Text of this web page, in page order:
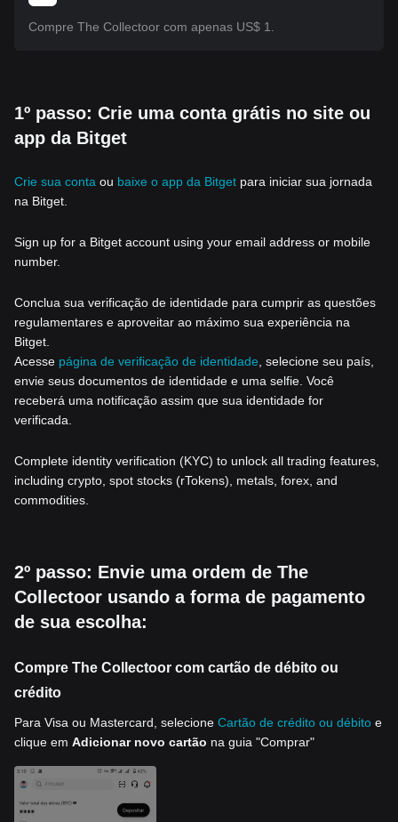
Compre The Collectoor com apenas US$ 1.
1º passo: Crie uma conta grátis no site ou
app da Bitget
Crie sua conta ou baixe o app da Bitget para iniciar sua jornada
na Bitget.
Sign up for a Bitget account using your email address or mobile
number.
Conclua sua verificação de identidade para cumprir as questões
regulamentares e aproveitar ao máximo sua experiência na
Bitget.
Acesse página de verificação de identidade , selecione seu país,
envie seus documentos de identidade e uma selfie. Você
receberá uma notificação assim que sua identidade for
verificada.
Complete identity verification (KYC) to unlock all trading features,
including crypto, spot stocks (rTokens), metals, forex, and
commodities.
2º passo: Envie uma ordem de The
Collectoor usando a forma de pagamento
de sua escolha:
Compre The Collectoor com cartão de débito ou
crédito
Para Visa ou Mastercard, selecione Cartão de crédito ou débito e
clique em Adicionar novo cartão na guia "Comprar"